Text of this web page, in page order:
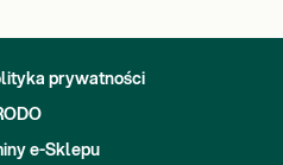
prywatności
e-Sklepu